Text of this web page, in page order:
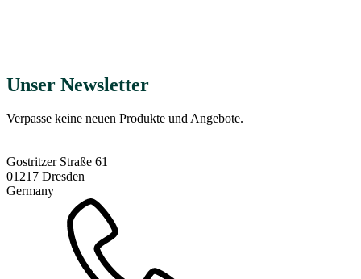
Unser Newsletter
Verpasse keine neuen Produkte und Angebote.
Gostritzer Straße 61
01217 Dresden
Germany